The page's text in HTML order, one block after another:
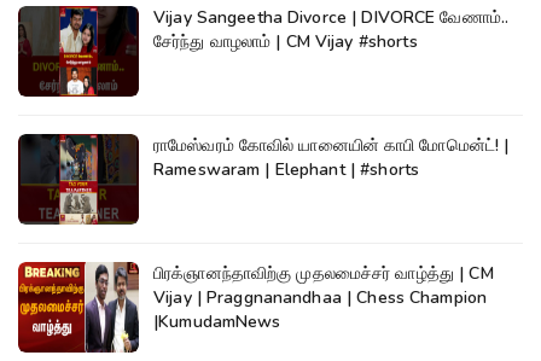
Vijay Sangeetha Divorce | DIVORCE வேணாம்..
சேர்ந்து வாழலாம் | CM Vijay #shorts
ராமேஸ்வரம் கோவில் யானையின் காபி மோமென்ட்! |
Rameswaram | Elephant | #shorts
பிரக்ஞானந்தாவிற்கு முதலமைச்சர் வாழ்த்து | CM
Vijay | Praggnanandhaa | Chess Champion
|KumudamNews